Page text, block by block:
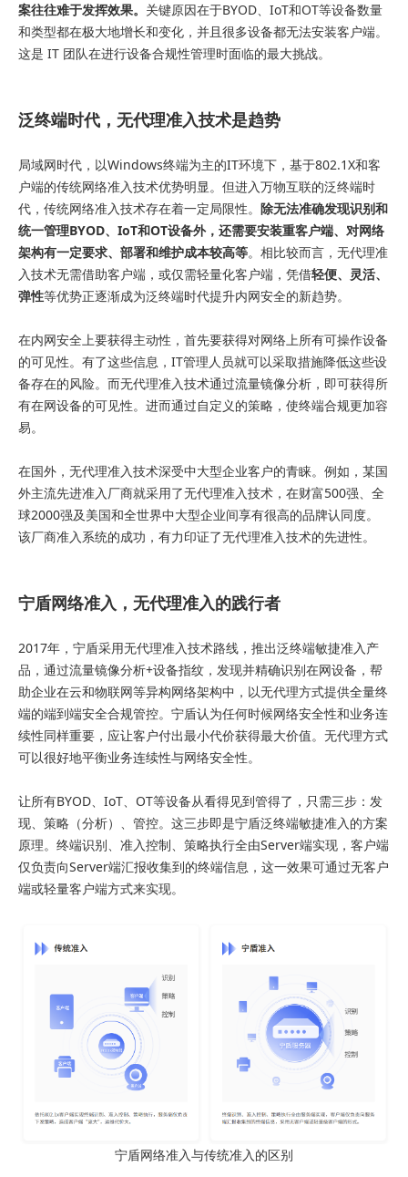
案往往难于发挥效果。 关键原因在于BYOD、IoT和OT等设备数量
和类型都在极大地增长和变化，并且很多设备都无法安装客户端。
这是 IT 团队在进行设备合规性管理时面临的最大挑战。
泛终端时代，无代理准入技术是趋势
局域网时代，以Windows终端为主的IT环境下，基于802.1X和客
户端的传统网络准入技术优势明显。但进入万物互联的泛终端时
代，传统网络准入技术存在着一定局限性。 除无法准确发现识别和
统一管理BYOD、IoT和OT设备外，还需要安装重客户端、对网络
架构有一定要求、部署和维护成本较高等。相比较而言，无代理准
入技术无需借助客户端，或仅需轻量化客户端，凭借轻便、灵活、
弹性等优势正逐渐成为泛终端时代提升内网安全的新趋势。
在内网安全上要获得主动性，首先要获得对网络上所有可操作设备
的可见性。有了这些信息，IT管理人员就可以采取措施降低这些设
备存在的风险。而无代理准入技术通过流量镜像分析，即可获得所
有在网设备的可见性。进而通过自定义的策略，使终端合规更加容
易。
在国外，无代理准入技术深受中大型企业客户的青睐。例如，某国
外主流先进准入厂商就采用了无代理准入技术，在财富500强、全
球2000强及美国和全世界中大型企业间享有很高的品牌认同度。
该厂商准入系统的成功，有力印证了无代理准入技术的先进性。
宁盾网络准入，无代理准入的践行者
2017年，宁盾采用无代理准入技术路线，推出泛终端敏捷准入产
品，通过流量镜像分析+设备指纹，发现并精确识别在网设备，帮
助企业在云和物联网等异构网络架构中，以无代理方式提供全量终
端的端到端安全合规管控。宁盾认为任何时候网络安全性和业务连
续性同样重要，应让客户付出最小代价获得最大价值。无代理方式
可以很好地平衡业务连续性与网络安全性。
让所有BYOD、IoT、OT等设备从看得见到管得了，只需三步：发
现、策略（分析）、管控。这三步即是宁盾泛终端敏捷准入的方案
原理。终端识别、准入控制、策略执行全由Server端实现，客户端
仅负责向Server端汇报收集到的终端信息，这一效果可通过无客户
端或轻量客户端方式来实现。
宁盾网络准入与传统准入的区别